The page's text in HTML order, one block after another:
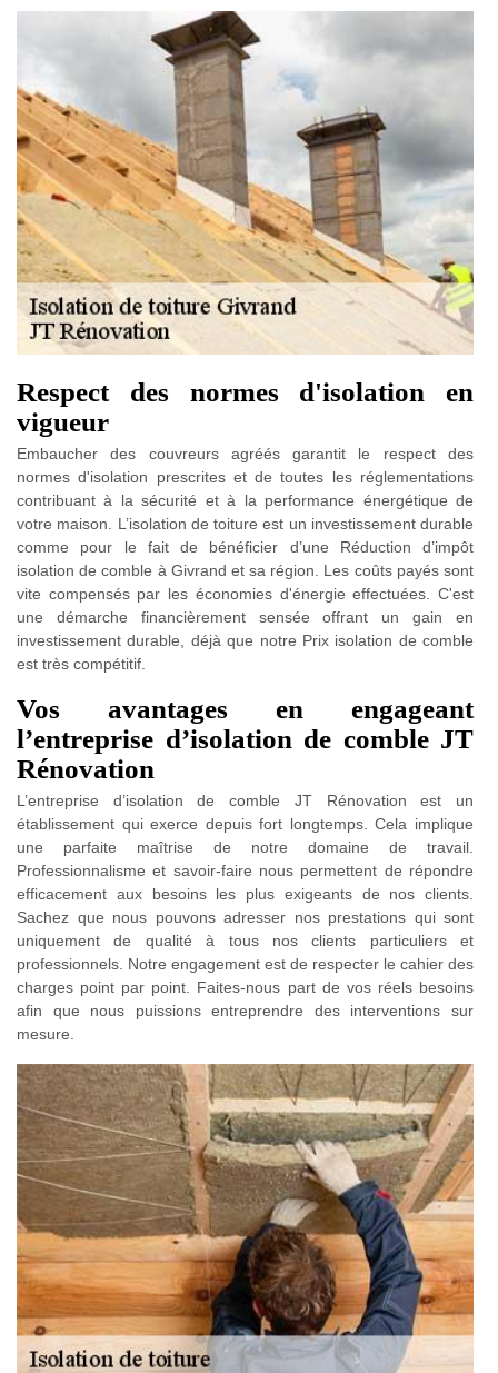
Respect des normes d'isolation en
vigueur
Embaucher des couvreurs agréés garantit le respect des
normes d'isolation prescrites et de toutes les réglementations
contribuant à la sécurité et à la performance énergétique de
votre maison. L’isolation de toiture est un investissement durable
comme pour le fait de bénéficier d’une Réduction d’impôt
isolation de comble à Givrand et sa région. Les coûts payés sont
vite compensés par les économies d'énergie effectuées. C'est
une démarche financièrement sensée offrant un gain en
investissement durable, déjà que notre Prix isolation de comble
est très compétitif.
Vos avantages en engageant
l’entreprise d’isolation de comble JT
Rénovation
L’entreprise d’isolation de comble JT Rénovation est un
établissement qui exerce depuis fort longtemps. Cela implique
une parfaite maîtrise de notre domaine de travail.
Professionnalisme et savoir-faire nous permettent de répondre
efficacement aux besoins les plus exigeants de nos clients.
Sachez que nous pouvons adresser nos prestations qui sont
uniquement de qualité à tous nos clients particuliers et
professionnels. Notre engagement est de respecter le cahier des
charges point par point. Faites-nous part de vos réels besoins
afin que nous puissions entreprendre des interventions sur
mesure.